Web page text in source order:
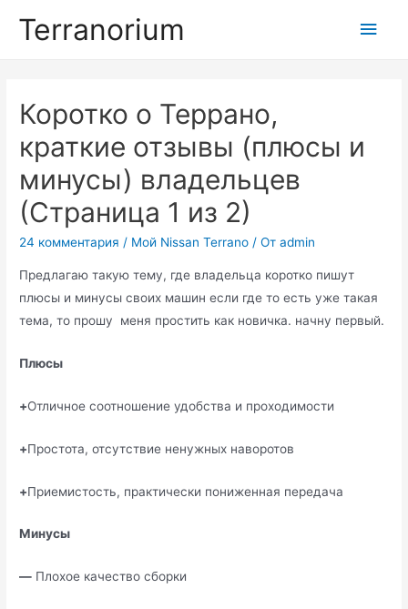
Terranorium
Коротко о Террано,
краткие отзывы (плюсы и
минусы) владельцев
(Страница 1 из 2)
24 комментария / Мой Nissan Terrano / От admin
Предлагаю такую тему, где владельца коротко пишут
плюсы и минусы своих машин если где то есть уже такая
тема, то прошу меня простить как новичка. начну первый.
Плюсы
+Отличное соотношение удобства и проходимости
+Простота, отсутствие ненужных наворотов
+Приемистость, практически пониженная передача
Минусы
— Плохое качество сборки